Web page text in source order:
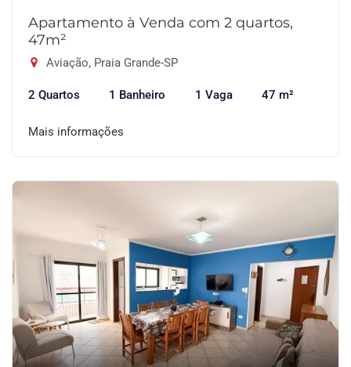
Apartamento à Venda com 2 quartos,
47m²
Aviação, Praia Grande-SP
2 Quartos 1 Banheiro 1 Vaga 47 m²
Mais informações